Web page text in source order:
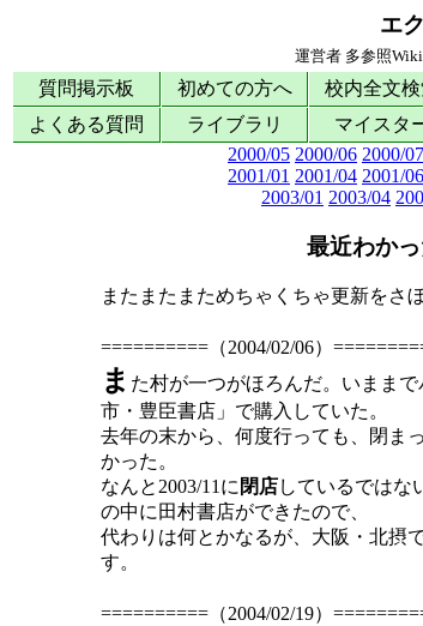
エ
運営者 多参照Wiki
質問掲示板 初めての方へ 校内全文検
よくある質問
ライブラリ マイスタ
2000/05 2000/06 2000/07
2001/01 2001/04 2001/06
2003/01 2003/04
最近わかっ
またまたまためちゃくちゃ更新をさ
==========（2004/02/06）
ま た村が一つがほろんだ。いまま
市・豊臣書店」で購入していた。
去年の末から、何度行っても、閉ま
かった。
なんと2003/11に 閉店しているではな
の中に田村書店ができたので、
代わりは何とかなるが、大阪・北摂
す。
==========（2004/02/19）